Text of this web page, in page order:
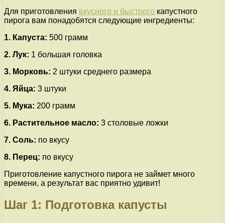
Для приготовления вкусного и быстрого капустного
пирога вам понадобятся следующие ингредиенты:
1. Капуста: 500 грамм
2. Лук: 1 большая головка
3. Морковь: 2 штуки среднего размера
4. Яйца: 3 штуки
5. Мука: 200 грамм
6. Растительное масло: 3 столовые ложки
7. Соль: по вкусу
8. Перец: по вкусу
Приготовление капустного пирога не займет много
времени, а результат вас приятно удивит!
Шаг 1: Подготовка капусты